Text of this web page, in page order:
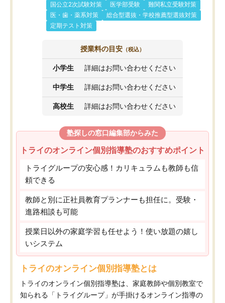
国公立2次試験対策
医学部受験
難関私立受験対策
医・歯・薬系対策
総合型選抜・学校推薦型選抜対策
定期テスト対策
授業料の目安 （税込）
小学生 詳細はお問い合わせください
中学生 詳細はお問い合わせください
高校生 詳細はお問い合わせください
塾探しの窓口編集部からみた
トライのオンライン個別指導塾のおすすめポイント
トライグループの安心感！カリキュラムも教師も信
頼できる
教師と別に正社員教育プランナーも担任に。受験・
進路相談も可能
授業日以外の家庭学習も任せよう！使い放題の嬉し
いシステム
トライのオンライン個別指導塾とは
トライのオンライン個別指導塾は、家庭教師や個別教室で
知られる「トライグループ」が手掛けるオンライン指導の